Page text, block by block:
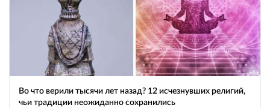
Во что верили тысячи лет назад? 12 исчезнувших религий,
чьи традиции неожиданно сохранились